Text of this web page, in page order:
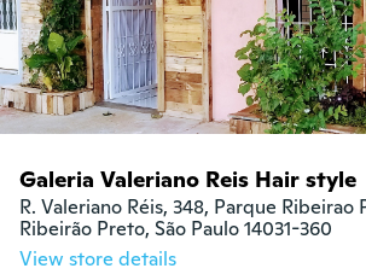
Galeria Valeriano Reis Hair style
R. Valeriano Réis, 348, Parque Ribeirao
Ribeirão Preto, São Paulo 14031-360
View store details